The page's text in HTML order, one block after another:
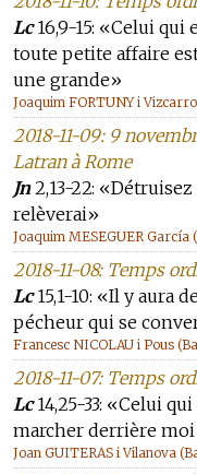
Lc16,9-15: «Celui qui
toute petite affaire
une grande»
Joaquim FORTUNY i
2018-11-09: 9
Latran à Rome
Jn2,13-22:
relèverai»
Joaquim MESEGUER García
2018-11-08: Temps
Lc15,1-10: «Il y aura
pécheur qui se
Francesc NICOLAU i Pous
2018-11-07: Temps
Lc14,25-33: «Celui
marcher derrière
Joan GUITERAS i Vilanova